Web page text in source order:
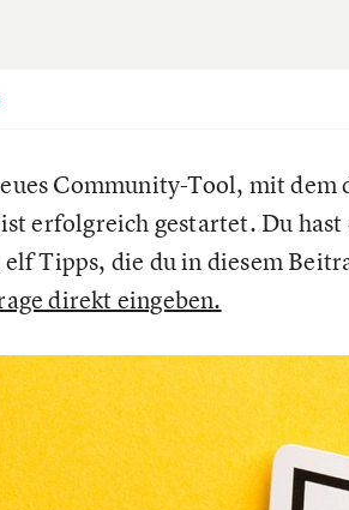
Community-Tool, mit
erfolgreich gestartet. Du
Tipps, die du in diesem
direkt eingeben.